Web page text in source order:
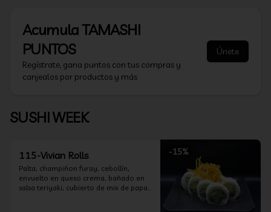
AcumulaTAMASHI
PUNTOS
Regístrate, gana puntos con tus compras y
canjealos por productos y más
Únete
SUSHI WEEK
-15%
115-Vivian Rolls
Palta, champiñon furay, cebollín,
envuelto en queso crema, bañado en
salsa teriyaki, cubierto de mix de papas